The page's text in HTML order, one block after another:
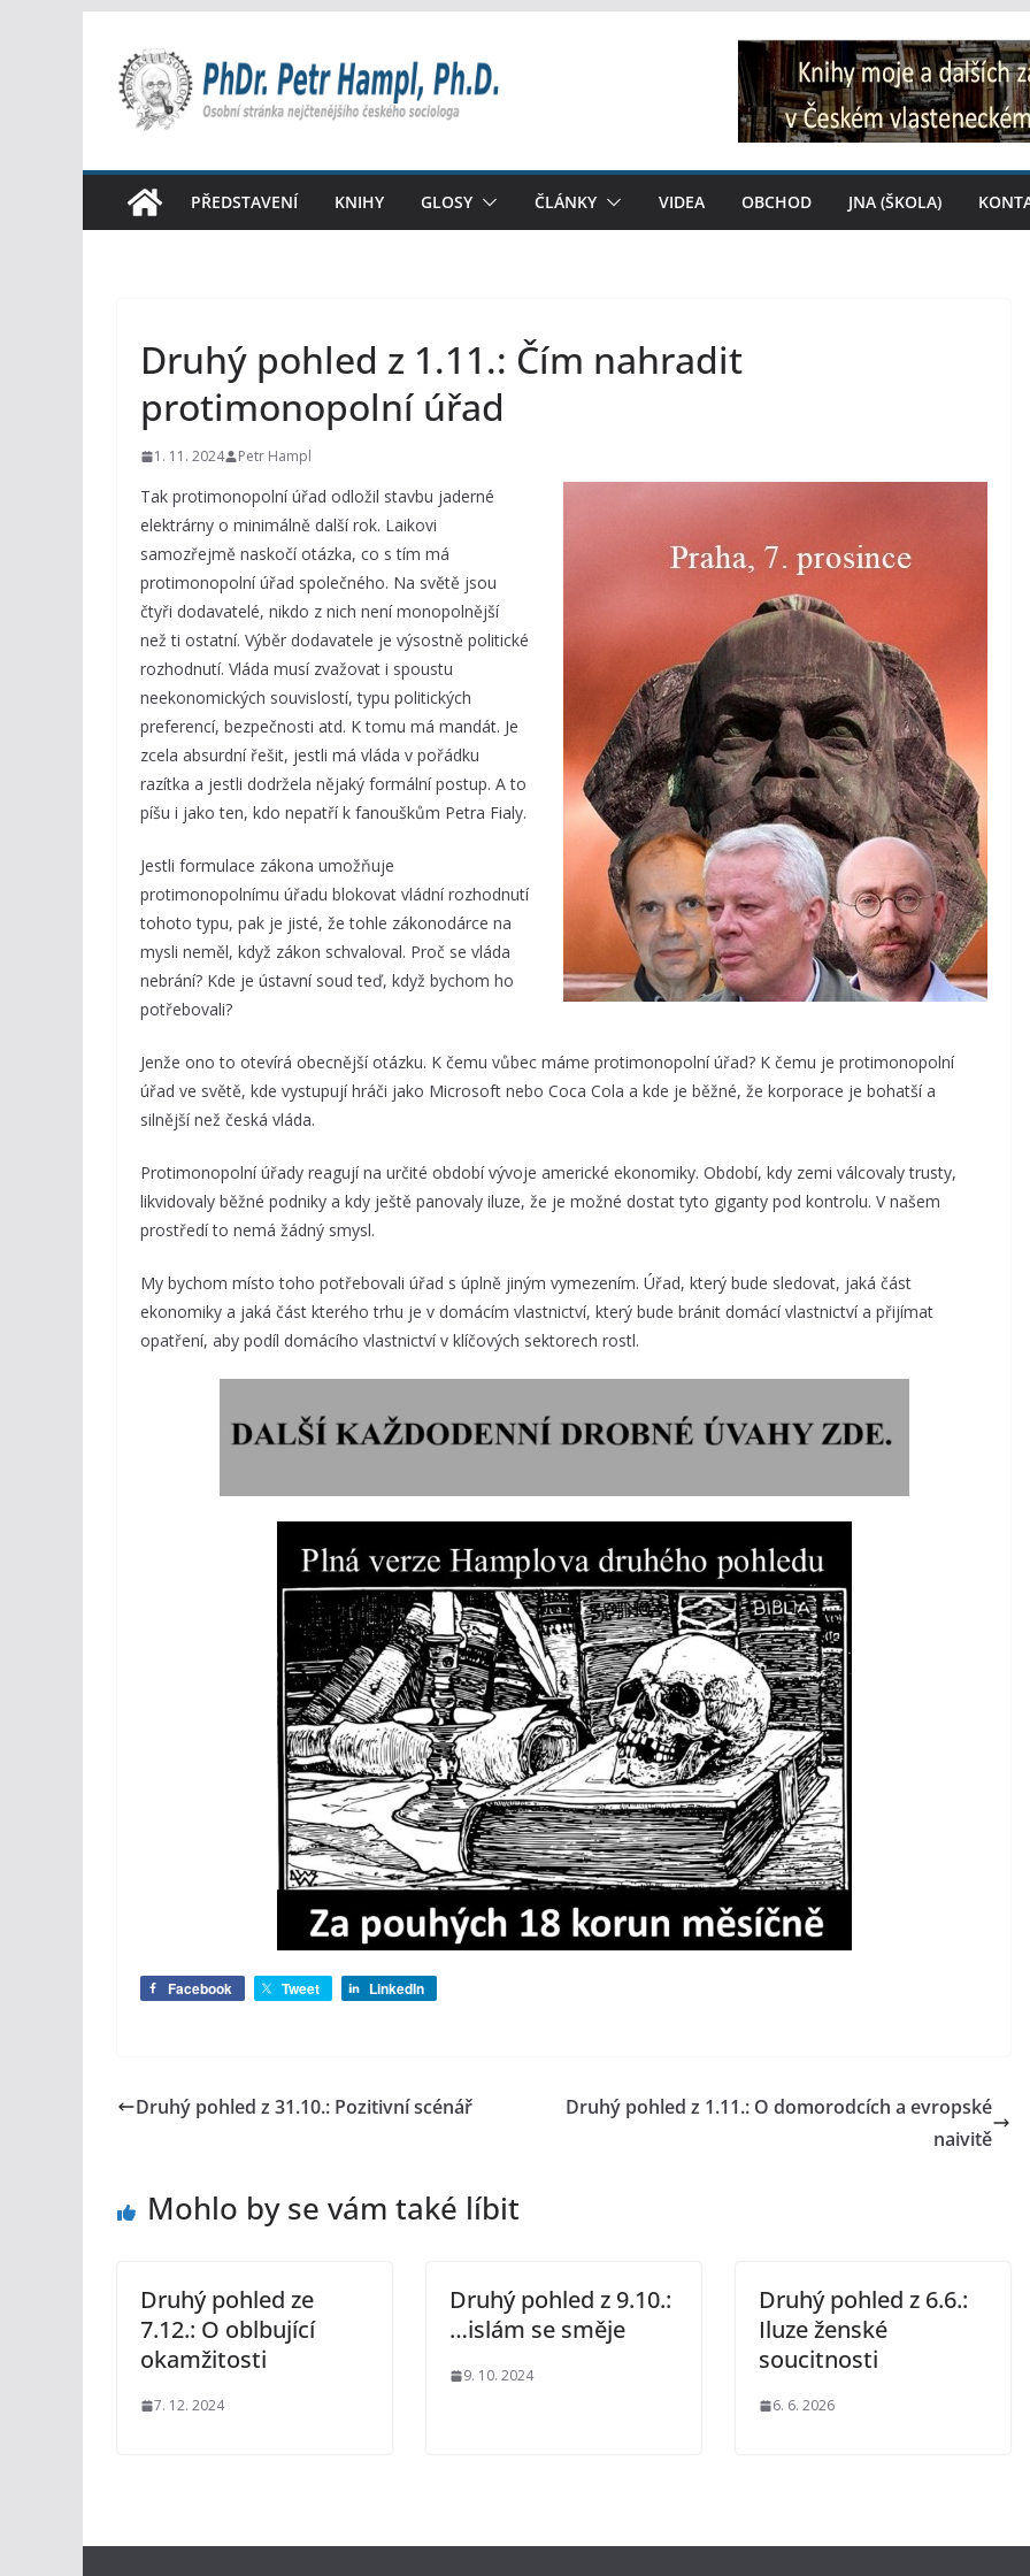
obsah
PŘEDSTAVENÍ KNIHY GLOSY ČLÁNKY VIDEA OBCHOD JNA (ŠKOLA)
Druhý pohled z 1.11.: Čím nahradit
protimonopolní úřad
1. 11. 2024 Petr Hampl
Tak protimonopolní úřad odložil stavbu jaderné
elektrárny o minimálně další rok. Laikovi
samozřejmě naskočí otázka, co s tím má
protimonopolní úřad společného. Na světě jsou
čtyři dodavatelé, nikdo z nich není monopolnější
než ti ostatní. Výběr dodavatele je výsostně politické
rozhodnutí. Vláda musí zvažovat i spoustu
neekonomických souvislostí, typu politických
preferencí, bezpečnosti atd. K tomu má mandát. Je
zcela absurdní řešit, jestli má vláda v pořádku
razítka a jestli dodržela nějaký formální postup. A to
píšu i jako ten, kdo nepatří k fanouškům Petra Fialy.
Jestli formulace zákona umožňuje
protimonopolnímu úřadu blokovat vládní rozhodnutí
tohoto typu, pak je jisté, že tohle zákonodárce na
mysli neměl, když zákon schvaloval. Proč se vláda
nebrání? Kde je ústavní soud teď, když bychom ho
potřebovali?
Jenže ono to otevírá obecnější otázku. K čemu vůbec máme protimonopolní úřad? K čemu je protimonopolní
úřad ve světě, kde vystupují hráči jako Microsoft nebo Coca Cola a kde je běžné, že korporace je bohatší a
silnější než česká vláda.
Protimonopolní úřady reagují na určité období vývoje americké ekonomiky. Období, kdy zemi válcovaly trusty,
likvidovaly běžné podniky a kdy ještě panovaly iluze, že je možné dostat tyto giganty pod kontrolu. V našem
prostředí to nemá žádný smysl.
My bychom místo toho potřebovali úřad s úplně jiným vymezením. Úřad, který bude sledovat, jaká část
ekonomiky a jaká část kterého trhu je v domácím vlastnictví, který bude bránit domácí vlastnictví a přijímat
opatření, aby podíl domácího vlastnictví v klíčových sektorech rostl.
Facebook Tweet LinkedIn
Druhý pohled z 31.10.: Pozitivní scénář
Druhý pohled z 1.11.: O domorodcích a evropské
naivitě
Mohlo by se vám také líbit
Druhý pohled ze
7.12.: O oblbující
okamžitosti
7. 12. 2024
Druhý pohled z 9.10.:
…islám se směje
9. 10. 2024
Druhý pohled z 6.6.:
Iluze ženské
soucitnosti
6. 6. 2026